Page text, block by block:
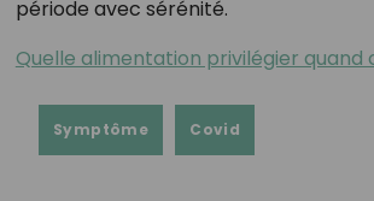
période avec sérénité.
Quelle alimentation privilégier quand
Symptôme Covid